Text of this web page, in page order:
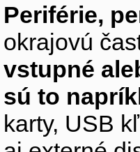
Periférie,
okrajovú
vstupné
sú to
karty, USB